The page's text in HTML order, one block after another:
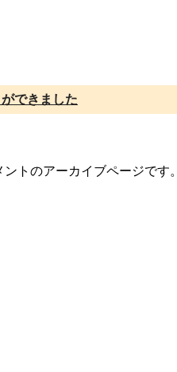
できました
トのアーカイブページです。